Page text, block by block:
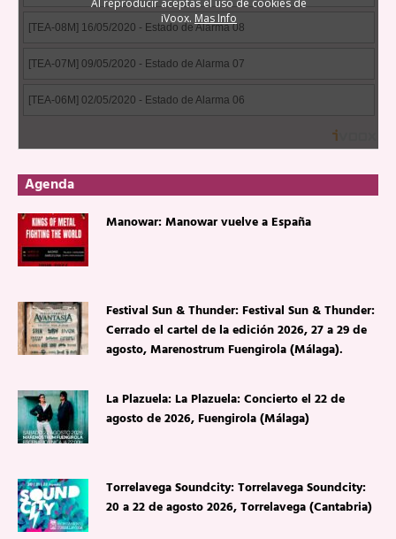
Agenda
Manowar: Manowar vuelve a España
Festival Sun & Thunder: Festival Sun & Thunder:
Cerrado el cartel de la edición 2026, 27 a 29 de
agosto, Marenostrum Fuengirola (Málaga).
La Plazuela: La Plazuela: Concierto el 22 de
agosto de 2026, Fuengirola (Málaga)
Torrelavega Soundcity: Torrelavega Soundcity:
20 a 22 de agosto 2026, Torrelavega (Cantabria)